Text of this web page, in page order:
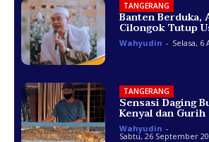
TANGERANG
Banten Berduka,
Cilongok Tutup
Wahyudin - Selasa, 6
TANGERANG
Sensasi Daging
Kenyal dan Gurih
Wahyudin -
Sabtu, 26 September